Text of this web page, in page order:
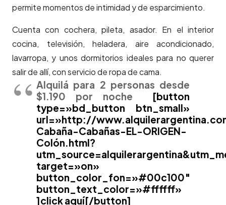
permite momentos de intimidad y de esparcimiento.
Cuenta con cochera, pileta, asador. En el interior
cocina, televisión, heladera, aire acondicionado,
lavarropa, y unos dormitorios ideales para no querer
salir de allí, con servicio de ropa de cama.
Alquilá para 2 personas desde
$1.190 por noche [button
type=»bd_button btn_small»
url=»http://
Cabaña-Cabañas-EL-ORIGEN-
Colón.html?
target=»on»
button_color_fon=»#00c100″
button_text_color=»#ffffff»
]click aquí[/button]